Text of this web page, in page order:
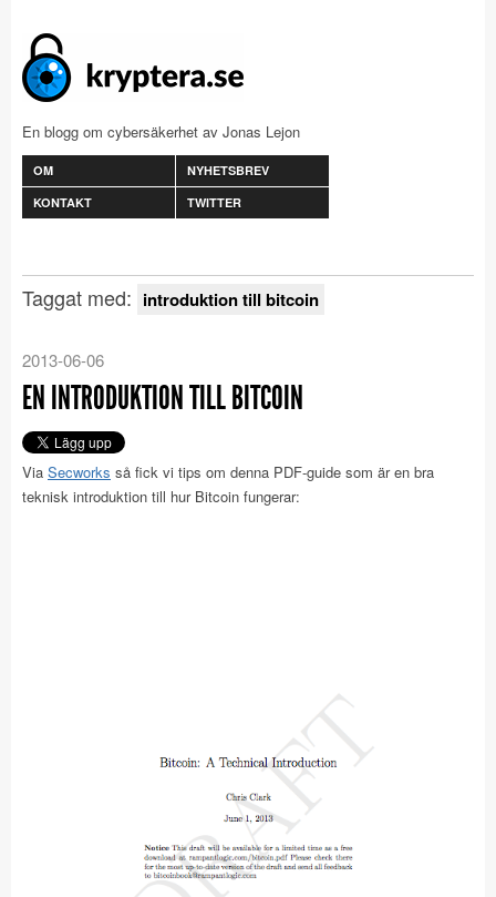
En blogg om cybersäkerhet av Jonas Lejon
OM
NYHETSBREV
KONTAKT
TWITTER
Taggat med: introduktion till bitcoin
2013-06-06
EN INTRODUKTION TILL BITCOIN
Via Secworks så fick vi tips om denna PDF-guide som är en bra
teknisk introduktion till hur Bitcoin fungerar: